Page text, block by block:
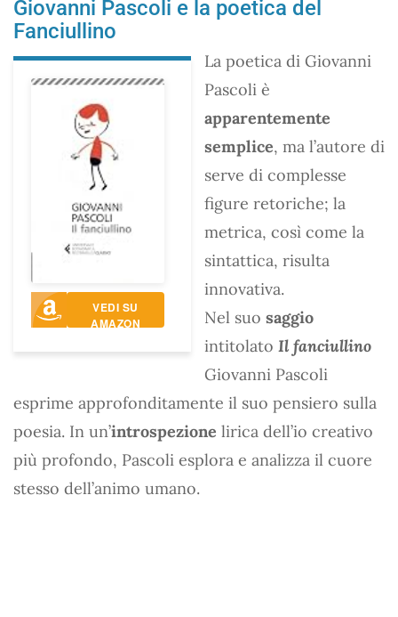
Giovanni Pascoli e la poetica del
Fanciullino
VEDI SU
AMAZON
La poetica di Giovanni
Pascoli è
apparentemente
semplice, ma l’autore di
serve di complesse
figure retoriche; la
metrica, così come la
sintattica, risulta
innovativa.
Nel suo saggio
intitolato Il fanciullino
Giovanni Pascoli
esprime approfonditamente il suo pensiero sulla
poesia. In un’introspezione lirica dell’io creativo
più profondo, Pascoli esplora e analizza il cuore
stesso dell’animo umano.